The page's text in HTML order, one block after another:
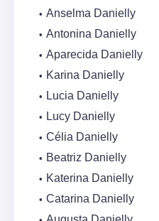
Anselma Danielly
Antonina Danielly
Aparecida Danielly
Karina Danielly
Lucia Danielly
Lucy Danielly
Célia Danielly
Beatriz Danielly
Katerina Danielly
Catarina Danielly